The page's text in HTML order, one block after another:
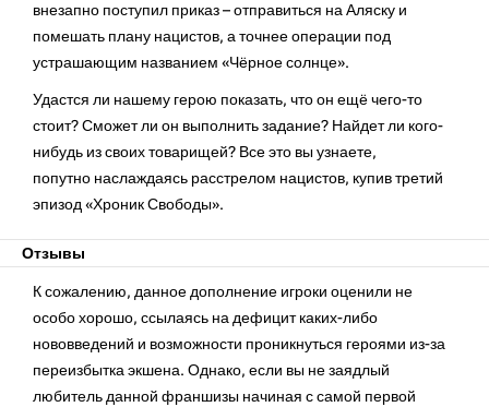
внезапно поступил приказ – отправиться на Аляску и
помешать плану нацистов, а точнее операции под
устрашающим названием «Чёрное солнце».
Удастся ли нашему герою показать, что он ещё чего-то
стоит? Сможет ли он выполнить задание? Найдет ли кого-
нибудь из своих товарищей? Все это вы узнаете,
попутно наслаждаясь расстрелом нацистов, купив третий
эпизод «Хроник Свободы».
Отзывы
К сожалению, данное дополнение игроки оценили не
особо хорошо, ссылаясь на дефицит каких-либо
нововведений и возможности проникнуться героями из-за
переизбытка экшена. Однако, если вы не заядлый
любитель данной франшизы начиная с самой первой